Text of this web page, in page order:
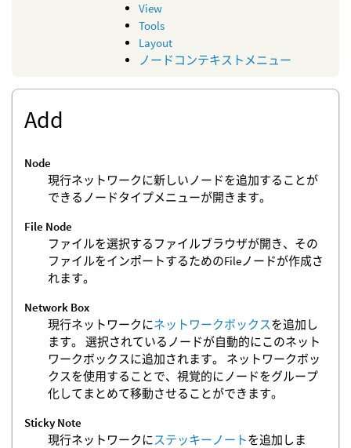
View
Tools
Layout
ノードコンテキストメニュー
Add
Node
現行ネットワークに新しいノードを追加することが
できるノードタイプメニューが開きます。
File Node
ファイルを選択するファイルブラウザが開き、その
ファイルをインポートするためのFileノードが作成さ
れます。
Network Box
現行ネットワークにネットワークボックスを追加し
ます。 選択されているノードが自動的にこのネット
ワークボックスに追加されます。 ネットワークボッ
クスを使用することで、視覚的にノードをグループ
化してまとめて移動させることができます。
Sticky Note
現行ネットワークにステッキーノートを追加しま